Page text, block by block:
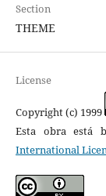
Section
THEME
License
Copyright (c) 1999
Esta obra está
International